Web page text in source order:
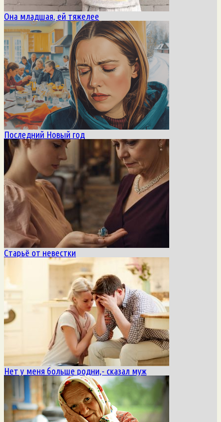
Она младшая, ей тяжелее
Последний Новый год
Старьё от невестки
Нет у меня больше родни,- сказал муж